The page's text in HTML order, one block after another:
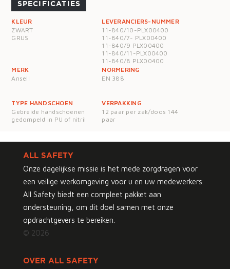
SPECIFICATIES
KLEUR
ZWART
GRIJS
LEVERANCIERS-NUMMER
11-840/10-PLX00400
11-840/7- PLX00400
11-840/9 PLX00400
11-840/11-PLX00400
11-840/8 PLX00400
MERK
Ansell
NORMERING
EN 388
TYPE HANDSCHOEN
Gebreide handschoenen
gedompeld in PU of nitril
VERPAKKING
12 paar per zak/doos 144
paar
ALL SAFETY
Onze dagelijkse missie is het mede zorgdragen voor
een veilige werkomgeving voor u en uw medewerkers.
All Safety biedt een compleet pakket aan
ondersteuning, om dit doel samen met onze
opdrachtgevers te bereiken.
© 2026
OVER ALL SAFETY